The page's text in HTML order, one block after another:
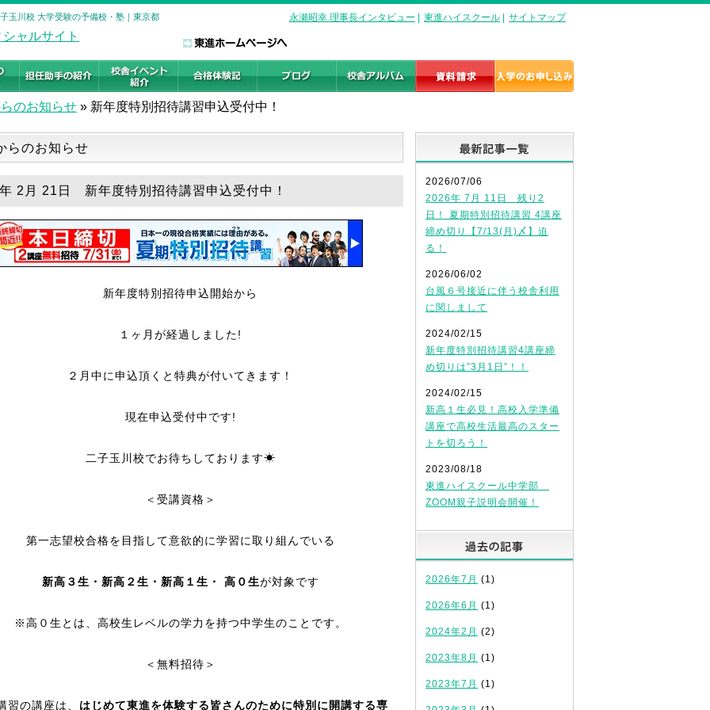
玉川校 大学受験の予備校・塾｜東京都 永瀬昭幸 理事長インタビュー 東進ハイスクール サイトマップ
のお知らせ » 新年度特別招待講習申込受付中！
らのお知らせ
2月 21日 新年度特別招待講習申込受付中！
新年度特別招待申込開始から
１ヶ月が経過しました!
２月中に申込頂くと特典が付いてきます！
現在申込受付中です!
二子玉川校でお待ちしております☀
＜受講資格＞
第一志望校合格を目指して意欲的に学習に取り組んでいる
新高３生・新高２生・新高１生・ 高０生が対象です
※高０生とは、高校生レベルの学力を持つ中学生のことです。
＜無料招待＞
習の講座は、 はじめて東進を体験する皆さんのために特別に開講する専
2026/07/06
2026年 7月 11日 残り2
日！ 夏期特別招待講習 4講座
締め切り【7/13(月)〆】迫
る！
2026/06/02
台風６号接近に伴う校舎利用
に関しまして
2024/02/15
新年度特別招待講習4講座締
め切りは”3月1日”！！
2024/02/15
新高１生必見！高校入学準備
講座で高校生活最高のスター
トを切ろう！
2023/08/18
東進ハイスクール中学部
ZOOM親子説明会開催！
2026年7月 (1)
2026年6月 (1)
2024年2月 (2)
2023年8月 (1)
2023年7月 (1)